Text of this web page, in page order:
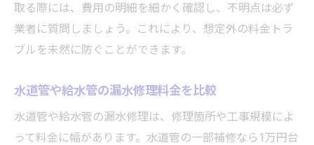
取る際には、費用の明細を細かく確認し、不明点は必ず
業者に質問しましょう。これにより、想定外の料金トラ
ブルを未然に防ぐことができます。
水道管や給水管の漏水修理料金を比較
水道管や給水管の漏水修理は、修理箇所や工事規模によ
って料金に幅があります。水道管の一部補修なら1万円台